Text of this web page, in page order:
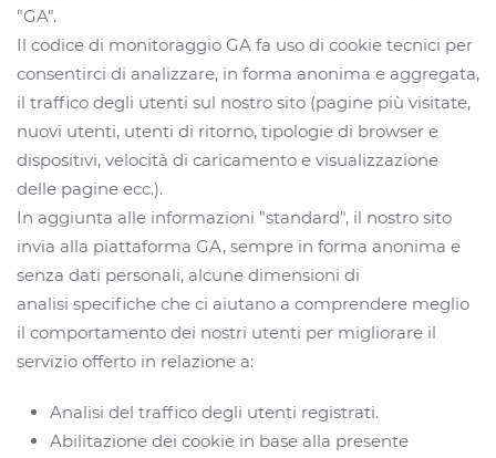
"GA".
Il codice di monitoraggio GA fa uso di cookie tecnici per
consentirci di analizzare, in forma anonima e aggregata,
il traffico degli utenti sul nostro sito (pagine più visitate,
nuovi utenti, utenti di ritorno, tipologie di browser e
dispositivi, velocità di caricamento e visualizzazione
delle pagine ecc.).
In aggiunta alle informazioni "standard", il nostro sito
invia alla piattaforma GA, sempre in forma anonima e
senza dati personali, alcune dimensioni di
analisi specifiche che ci aiutano a comprendere meglio
il comportamento dei nostri utenti per migliorare il
servizio offerto in relazione a:
Analisi del traffico degli utenti registrati.
Abilitazione dei cookie in base alla presente